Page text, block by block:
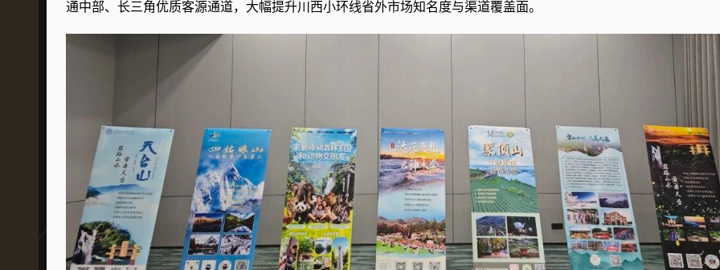
通中部、长三角优质客源通道，大幅提升川西小环线省外市场知名度与渠道覆盖面。